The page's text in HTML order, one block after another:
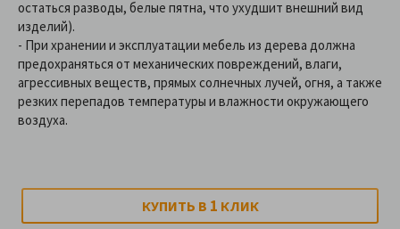
остаться разводы, белые пятна, что ухудшит внешний вид
изделий).
- При хранении и эксплуатации мебель из дерева должна
предохраняться от механических повреждений, влаги,
агрессивных веществ, прямых солнечных лучей, огня, а также
резких перепадов температуры и влажности окружающего
воздуха.
КУПИТЬ В 1 КЛИК